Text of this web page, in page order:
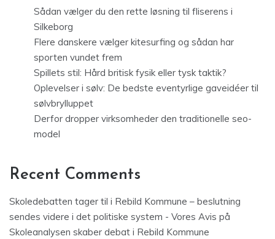
Sådan vælger du den rette løsning til fliserens i
Silkeborg
Flere danskere vælger kitesurfing og sådan har
sporten vundet frem
Spillets stil: Hård britisk fysik eller tysk taktik?
Oplevelser i sølv: De bedste eventyrlige gaveidéer til
sølvbrylluppet
Derfor dropper virksomheder den traditionelle seo-
model
Recent Comments
Skoledebatten tager til i Rebild Kommune – beslutning
sendes videre i det politiske system - Vores Avis på
Skoleanalysen skaber debat i Rebild Kommune